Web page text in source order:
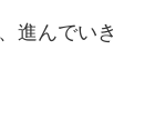
進んでいき